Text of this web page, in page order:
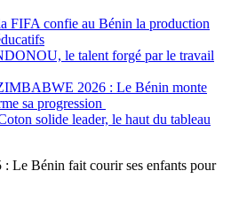
FIFA confie au Bénin la production
le talent forgé par le travail
2026 : Le Bénin monte
sa progression
solide leader, le haut du tableau
: Le Bénin fait courir ses enfants pour